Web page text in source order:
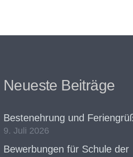
Neueste Beiträge
Bestenehrung und
9. Juli 2026
Bewerbungen für Schule der